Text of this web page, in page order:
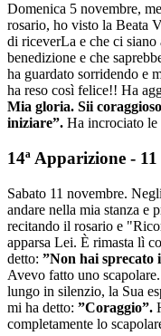
Domenica 5 novembre,
rosario, ho visto la Beata
di riceverLa e che ci
benedizione e che
ha guardato sorridendo e
ha reso così felice!! Ha
Mia gloria. Sii
iniziare”. Ha incrociato le
14ª Apparizione -
Sabato 11 novembre.
andare nella mia stanza e
recitando il rosario e
apparsa Lei. È rimasta lì
detto: ”Non hai sprecato
Avevo fatto uno scapolare.
lungo in silenzio, la Sua
mi ha detto: ”Coraggio”.
completamente lo